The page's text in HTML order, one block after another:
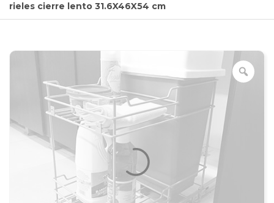
rieles cierre lento 31.6X46X54 cm